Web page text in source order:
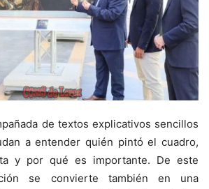
de textos explicativos sencillos
a entender quién pintó el cuadro,
y por qué es importante. De este
se convierte también en una